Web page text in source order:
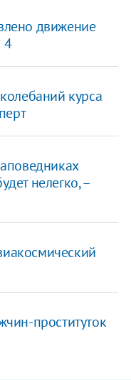
движение
4
курса
нелегко, –
проституток